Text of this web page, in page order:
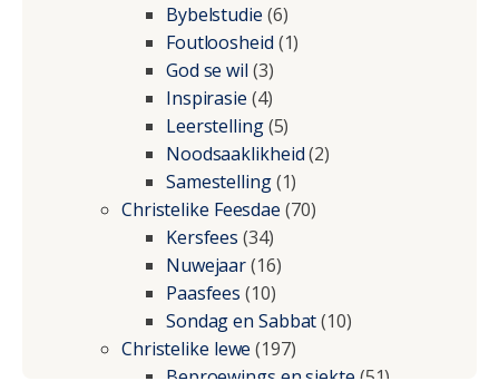
Bybelstudie (6)
Foutloosheid (1)
God se wil (3)
Inspirasie (4)
Leerstelling(5)
Noodsaaklikheid(2)
Samestelling(1)
Christelike Feesdae (70)
Kersfees (34)
Nuwejaar(16)
Paasfees (10)
Sondag en Sabbat(10)
Christelike lewe (197)
Beproewings en siekte(51)